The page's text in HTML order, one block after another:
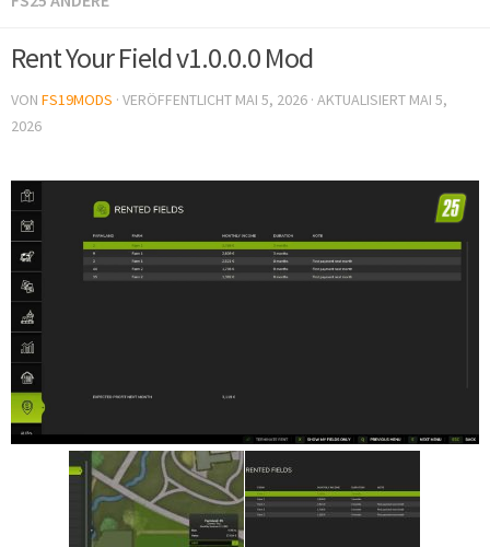
Rent Your Field v1.0.0.0 Mod
VON FS19MODS · VERÖFFENTLICHT MAI 5, 2026 · AKTUALISIERT MAI 5,
2026